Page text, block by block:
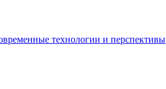
технологии и перспективы